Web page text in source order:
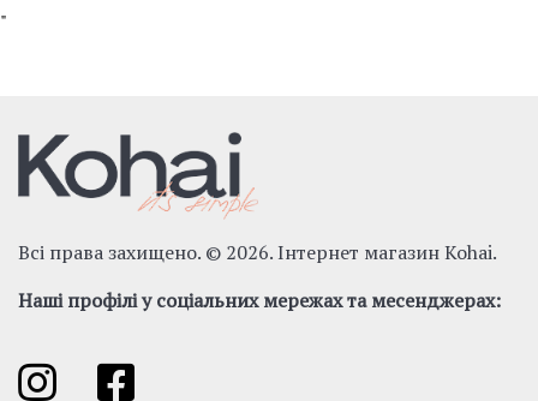
"
Всі права захищено. © 2026. Інтернет магазин Kohai.
Наші профілі у соціальних мережах та месенджерах: